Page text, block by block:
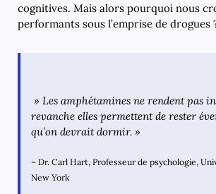
cognitives. Mais alors pourquoi nous
performants sous l’emprise de drogues
» Les amphétamines ne rendent pas
revanche elles permettent de rester
qu’on devrait dormir. »
– Dr. Carl Hart, Professeur de psychologie,
New York